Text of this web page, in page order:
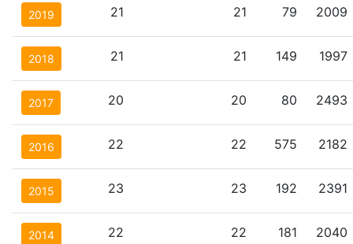
2019 21 21 79 2009
2018 21 21 149 1997
2017 20 20 80 2493
2016 22 22 575 2182
2015 23 23 192 2391
2014 22 22 181 2040